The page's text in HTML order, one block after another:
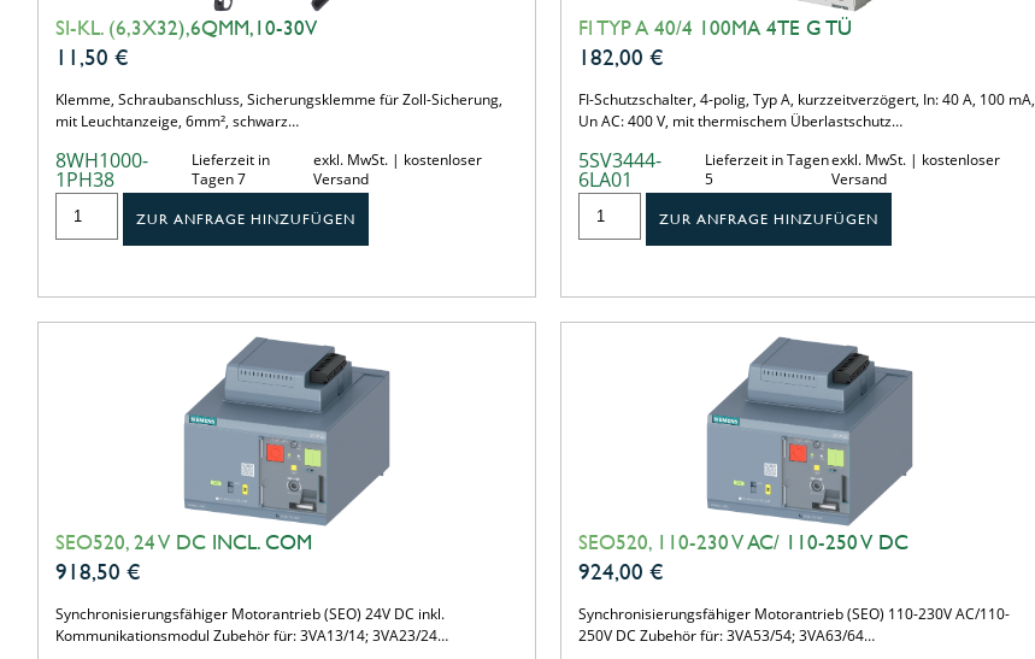
SI-KL. (6,3X32),6QMM,10-30V
11,50 €
Klemme, Schraubanschluss, Sicherungsklemme für Zoll-Sicherung,
mit Leuchtanzeige, 6mm², schwarz…
8WH1000-
1PH38
Lieferzeit in
Tagen 7
exkl. MwSt. | kostenloser
Versand
ZUR ANFRAGE HINZUFÜGEN
FI TYP A 40/4 100MA 4TE G TÜ
182,00 €
FI-Schutzschalter, 4-polig, Typ A, kurzzeitverzögert, In: 40 A, 100 mA,
Un AC: 400 V, mit thermischem Überlastschutz…
5SV3444-
6LA01
Lieferzeit in Tagen
5
exkl. MwSt. | kostenloser
Versand
ZUR ANFRAGE HINZUFÜGEN
SEO520, 24 V DC INCL. COM
918,50 €
Synchronisierungsfähiger Motorantrieb (SEO) 24V DC inkl.
Kommunikationsmodul Zubehör für: 3VA13/14; 3VA23/24…
SEO520, 110-230 V AC/ 110-250 V DC
924,00 €
Synchronisierungsfähiger Motorantrieb (SEO) 110-230V AC/110-
250V DC Zubehör für: 3VA53/54; 3VA63/64…